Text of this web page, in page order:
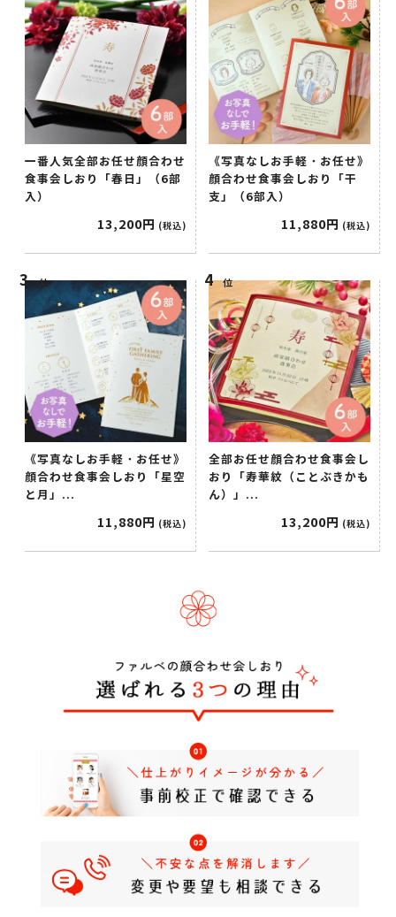
一番人気全部お任せ顔合わせ
食事会しおり「春日」（6部
入）
13,200円 (税込)
《写真なしお手軽・お任せ》
顔合わせ食事会しおり「干
支」（6部入）
11,880円 (税込)
位
《写真なしお手軽・お任せ》
顔合わせ食事会しおり「星空
と月」...
11,880円 (税込)
位
全部お任せ顔合わせ食事会し
おり「寿華紋（ことぶきかも
ん）」...
13,200円 (税込)